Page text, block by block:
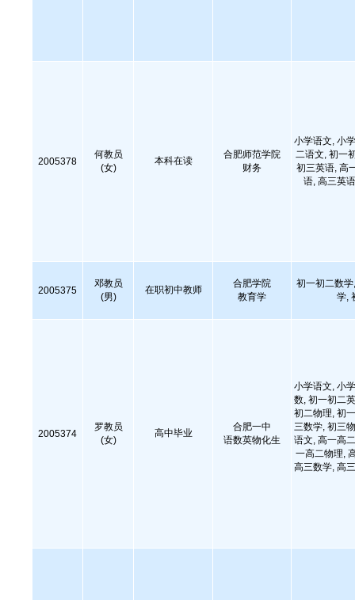
2005378
何教员
(女)
本科在读
合肥师范学院
财务
小学语文, 小
二语文, 初一
初三英语, 高
语, 高三英
2005375
邓教员
(男)
在职初中教师
合肥学院
教育学
初一初二数
学,
2005374
罗教员
(女)
高中毕业
合肥一中
语数英物化生
小学语文, 小
数, 初一初二
初二物理, 初
三数学, 初三
语文, 高一高
一高二物理,
高三数学, 高